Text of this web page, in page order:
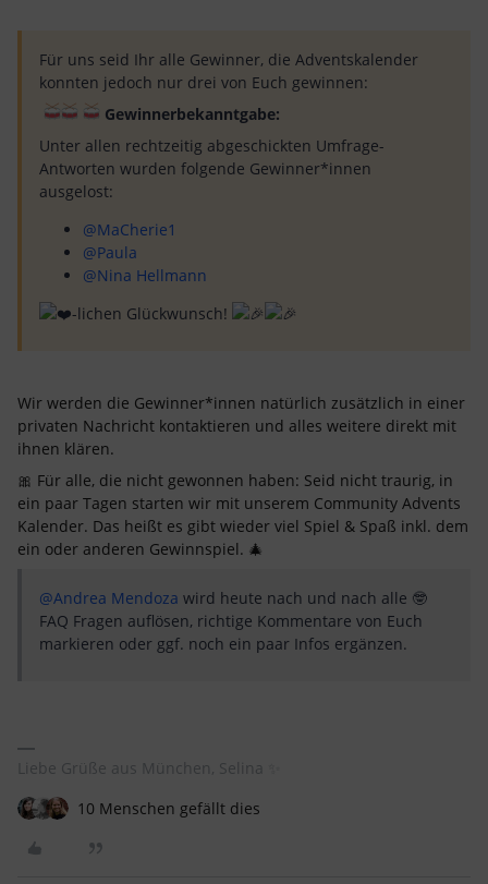
Für uns seid Ihr alle Gewinner, die Adventskalender
konnten jedoch nur drei von Euch gewinnen:
Gewinnerbekanntgabe:
Unter allen rechtzeitig abgeschickten Umfrage-
Antworten wurden folgende Gewinner*innen
ausgelost:
@MaCherie1
@Paula
@Nina Hellmann
-lichen Glückwunsch!
Wir werden die Gewinner*innen natürlich zusätzlich in einer
privaten Nachricht kontaktieren und alles weitere direkt mit
ihnen klären.
🎀 Für alle, die nicht gewonnen haben: Seid nicht traurig, in
ein paar Tagen starten wir mit unserem Community Advents
Kalender. Das heißt es gibt wieder viel Spiel & Spaß inkl. dem
ein oder anderen Gewinnspiel. 🎄
@Andrea Mendoza wird heute nach und nach alle 🤓
FAQ Fragen auflösen, richtige Kommentare von Euch
markieren oder ggf. noch ein paar Infos ergänzen.
Liebe Grüße aus München, Selina ✨
10 Menschen gefällt dies